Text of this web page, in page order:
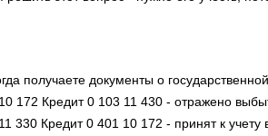
получаете документы о
172 Кредит 0 103 11 430 - отражено
330 Кредит 0 401 10 172 - принят к учету